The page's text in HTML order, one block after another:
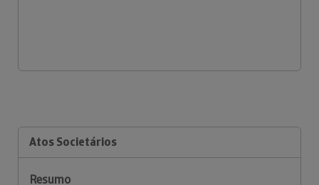
Atos Societários
Resumo